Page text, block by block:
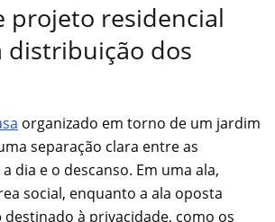
projeto residencial
distribuição dos
organizado em torno de um jardim
separação clara entre as
dia e o descanso. Em uma ala,
social, enquanto a ala oposta
destinado à privacidade, como os